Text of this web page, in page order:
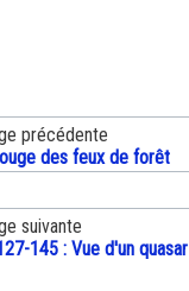
précédente
des feux de forêt
suivante
145 : Vue d'un quasar